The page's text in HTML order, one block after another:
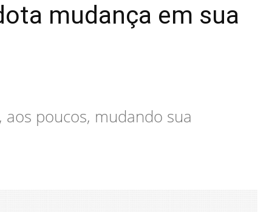
mudança em sua
poucos, mudando sua